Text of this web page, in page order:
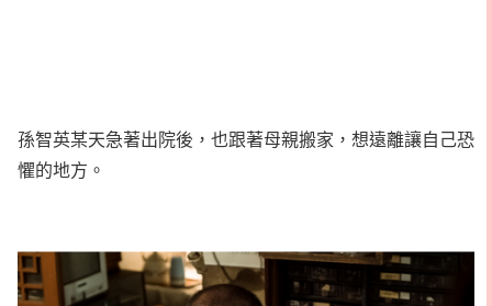
孫智英某天急著出院後，也跟著母親搬家，想遠離讓自己恐
懼的地方。